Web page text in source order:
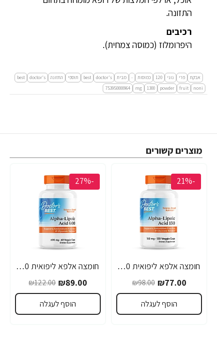
התזונה.
רכיבים
היפרומלוז (כמוסה צמחית).
אבקת פרי נוני 120 כמוסות - מבית doctor's
best תוספי התזונה doctor's
best
noni
fruit
powder
1300
mg
753950000964
מוצרים קשורים
-21%
חומצה אלפא ליפואית 150 מ"ג - 120 כמוסות מבית Doctor's best
₪77.00
₪98.00
הוסף לעגלה
-27%
חומצה אלפא ליפואית 600 מ"ג - 60 כמוסות מבית Doctor's best
₪89.00
₪122.00
הוסף לעגלה